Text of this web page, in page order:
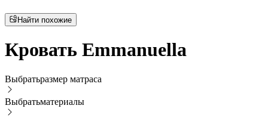
Найти похожие
Кровать Emmanuella
Выбратьразмер матраса
Выбратьматериалы